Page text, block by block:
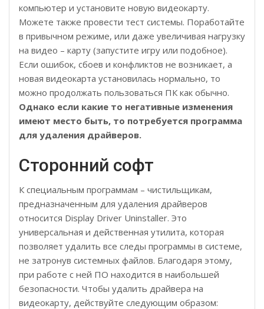
компьютер и установите новую видеокарту.
Можете также провести тест системы. Поработайте
в привычном режиме, или даже увеличивая нагрузку
на видео – карту (запустите игру или подобное).
Если ошибок, сбоев и конфликтов не возникает, а
новая видеокарта установилась нормально, то
можно продолжать пользоваться ПК как обычно.
Однако если какие то негативные изменения
имеют место быть, то потребуется программа
для удаления драйверов.
Сторонний софт
К специальным программам – чистильщикам,
предназначенным для удаления драйверов
относится Display Driver Uninstaller. Это
универсальная и действенная утилита, которая
позволяет удалить все следы программы в системе,
не затронув системных файлов. Благодаря этому,
при работе с ней ПО находится в наибольшей
безопасности. Чтобы удалить драйвера на
видеокарту, действуйте следующим образом: